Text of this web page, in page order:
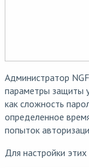
Администратор
параметры защиты
как сложность
определенное
попыток
Для настройки